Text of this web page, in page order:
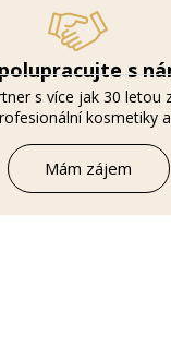
s
s více jak 30 letou
kosmetiky
Mám zájem